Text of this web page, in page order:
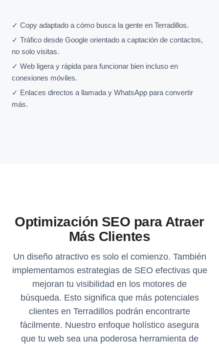
✓ Copy adaptado a cómo busca la gente en Terradillos.
✓ Tráfico desde Google orientado a captación de contactos,
no solo visitas.
✓ Web ligera y rápida para funcionar bien incluso en
conexiones móviles.
✓ Enlaces directos a llamada y WhatsApp para convertir
más.
Optimización SEO para Atraer
Más Clientes
Un diseño atractivo es solo el comienzo. También
implementamos estrategias de SEO efectivas que
mejoran tu visibilidad en los motores de
búsqueda. Esto significa que más potenciales
clientes en Terradillos podrán encontrarte
fácilmente. Nuestro enfoque holístico asegura
que tu web sea una poderosa herramienta de